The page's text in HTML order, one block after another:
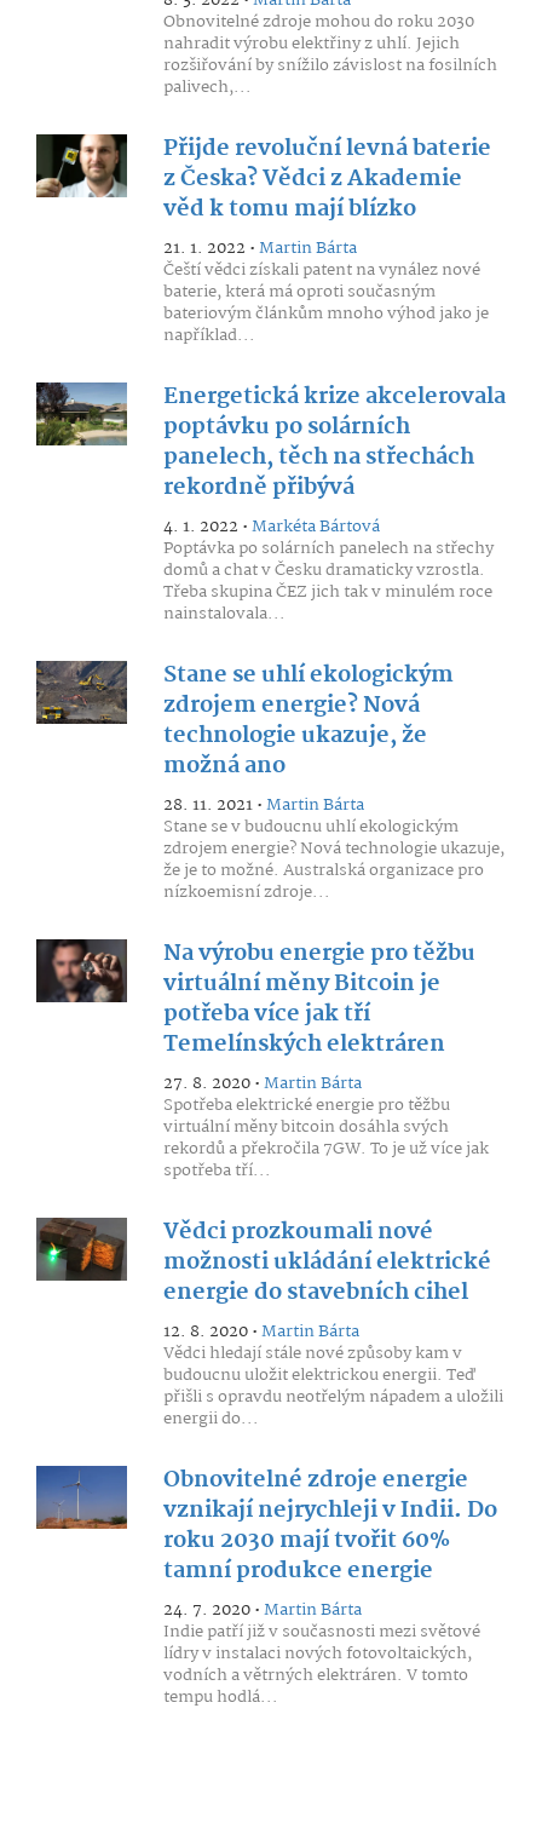
Obnovitelné zdroje mohou do roku 2030
nahradit výrobu elektřiny z uhlí. Jejich
rozšiřování by snížilo závislost na fosilních
palivech,...
Přijde revoluční levná baterie
z Česka? Vědci z Akademie
věd k tomu mají blízko
21. 1. 2022 •Martin Bárta
Čeští vědci získali patent na vynález nové
baterie, která má oproti současným
bateriovým článkům mnoho výhod jako je
například...
Energetická krize akcelerovala
poptávku po solárních
panelech, těch na střechách
rekordně přibývá
4. 1. 2022 •Markéta Bártová
Poptávka po solárních panelech na střechy
domů a chat v Česku dramaticky vzrostla.
Třeba skupina ČEZ jich tak v minulém roce
nainstalovala...
Stane se uhlí ekologickým
zdrojem energie? Nová
technologie ukazuje, že
možná ano
28. 11. 2021 •Martin Bárta
Stane se v budoucnu uhlí ekologickým
zdrojem energie? Nová technologie ukazuje,
že je to možné. Australská organizace pro
nízkoemisní zdroje...
Na výrobu energie pro těžbu
virtuální měny Bitcoin je
potřeba více jak tří
Temelínských elektráren
27. 8. 2020 •Martin Bárta
Spotřeba elektrické energie pro těžbu
virtuální měny bitcoin dosáhla svých
rekordů a překročila 7GW. To je už více jak
spotřeba tří...
Vědci prozkoumali nové
možnosti ukládání elektrické
energie do stavebních cihel
12. 8. 2020 •Martin Bárta
Vědci hledají stále nové způsoby kam v
budoucnu uložit elektrickou energii. Teď
přišli s opravdu neotřelým nápadem a uložili
energii do...
Obnovitelné zdroje energie
vznikají nejrychleji v Indii. Do
roku 2030 mají tvořit 60%
tamní produkce energie
24. 7. 2020 •Martin Bárta
Indie patří již v současnosti mezi světové
lídry v instalaci nových fotovoltaických,
vodních a větrných elektráren. V tomto
tempu hodlá...